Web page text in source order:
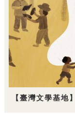
【臺灣文學基地